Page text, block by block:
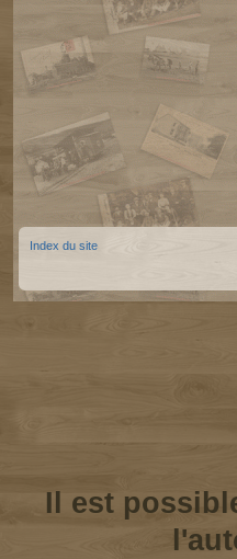
Index du site
Il est